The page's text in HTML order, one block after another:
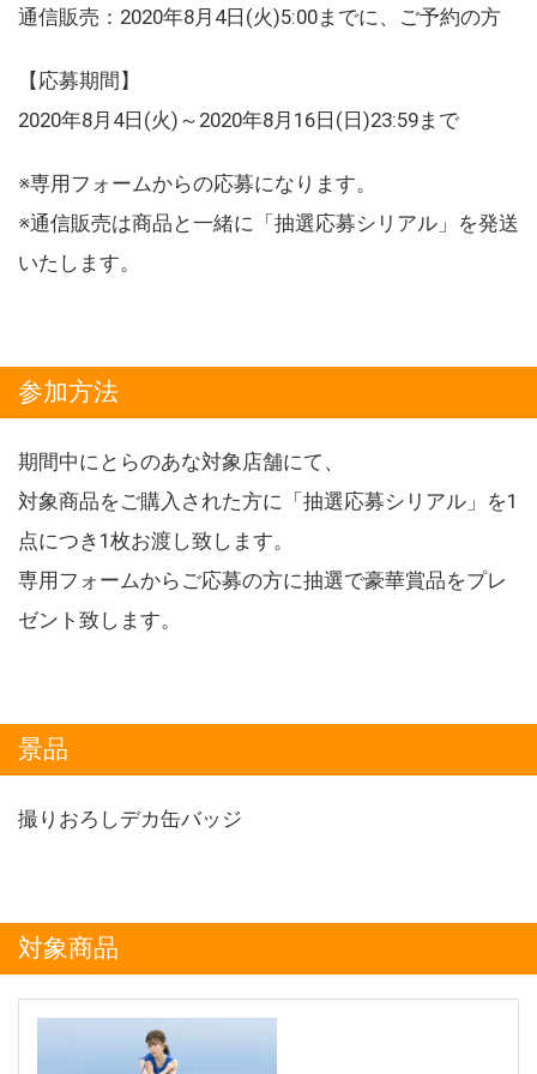
通信販売：2020年8月4日(火)5:00までに、ご予約の方
【応募期間】
2020年8月4日(火)～2020年8月16日(日)23:59まで
※専用フォームからの応募になります。
※通信販売は商品と一緒に「抽選応募シリアル」を発送
いたします。
参加方法
期間中にとらのあな対象店舗にて、
対象商品をご購入された方に「抽選応募シリアル」を1
点につき1枚お渡し致します。
専用フォームからご応募の方に抽選で豪華賞品をプレ
ゼント致します。
景品
撮りおろしデカ缶バッジ
対象商品